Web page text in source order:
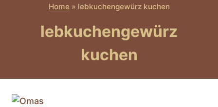
Home» lebkuchengewürz kuchen
lebkuchengewürz
kuchen